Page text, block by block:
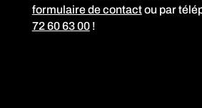
formulaire de contactou par
72 60 63 00!